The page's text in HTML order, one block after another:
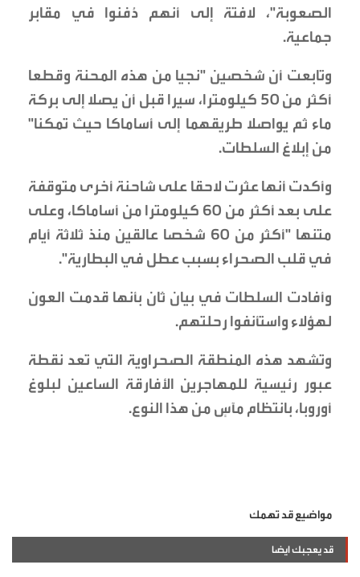
الصعوبة"، لافتة إلى أنهم دُفنوا في مقابر
جماعية.
وتابعت أن شخصين "نجيا من هذه المحنة وقطعا
أكثر من 50 كيلومترا، سيرا قبل أن يصلا إلى بركة
ماء ثم يواصلا طريقهما إلى أساماكا حيث تمكنا"
من إبلاغ السلطات.
وأكدت أنها عثرت لاحقا على شاحنة أخرى متوقفة
على بعد أكثر من 60 كيلومترا من أساماكا، وعلى
متنها "أكثر من 60 شخصا عالقين منذ ثلاثة أيام
في قلب الصحراء بسبب عطل في البطارية".
وأفادت السلطات في بيان ثان بأنها قدمت العون
لهؤلاء واستأنفوا رحلتهم.
وتشهد هذه المنطقة الصحراوية التي تعد نقطة
عبور رئيسية للمهاجرين الأفارقة الساعين لبلوغ
أوروبا، بانتظام مآسٍ من هذا النوع.
مواضيع قد تهمك
قد يعجبك ايضا